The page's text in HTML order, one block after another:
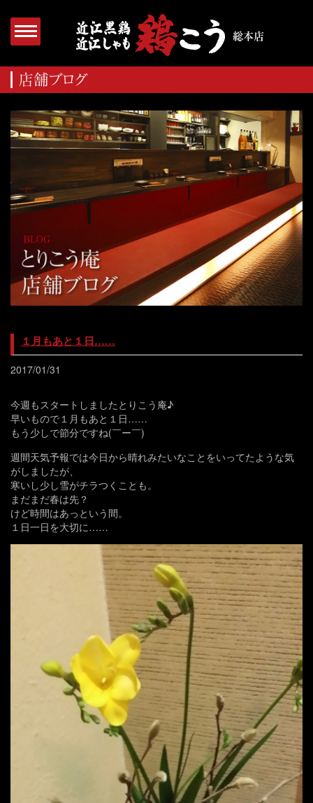
１月もあと１日……
2017/01/31
今週もスタートしましたとりこう庵♪
早いもので１月もあと１日……
もう少しで節分ですね(￣ー￣)
週間天気予報では今日から晴れみたいなことをいってたような気
がしましたが、
寒いし少し雪がチラつくことも。
まだまだ春は先？
けど時間はあっという間。
１日一日を大切に……